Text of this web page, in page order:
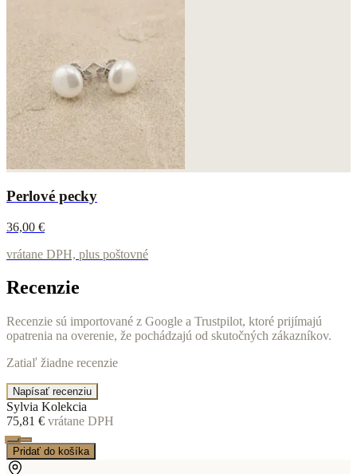
Perlové pecky
36,00 €
vrátane DPH, plus poštovné
Recenzie
Recenzie sú importované z Google a Trustpilot, ktoré prijímajú
opatrenia na overenie, že pochádzajú od skutočných zákazníkov.
Zatiaľ žiadne recenzie
Napísať recenziu
Sylvia Kolekcia
75,81 € vrátane DPH
Pridať do košíka